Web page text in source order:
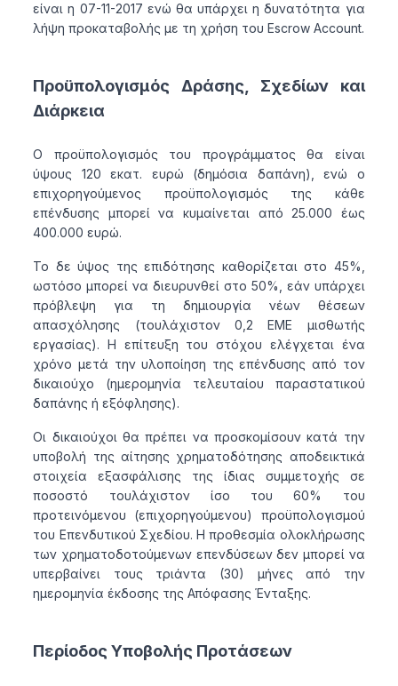
είναι η 07-11-2017 ενώ θα υπάρχει η δυνατότητα για
λήψη προκαταβολής με τη χρήση του Escrow Account.
Προϋπολογισμός Δράσης, Σχεδίων και
Διάρκεια
Ο προϋπολογισμός του προγράμματος θα είναι
ύψους 120 εκατ. ευρώ (δημόσια δαπάνη), ενώ ο
επιχορηγούμενος προϋπολογισμός της κάθε
επένδυσης μπορεί να κυμαίνεται από 25.000 έως
400.000 ευρώ.
Το δε ύψος της επιδότησης καθορίζεται στο 45%,
ωστόσο μπορεί να διευρυνθεί στο 50%, εάν υπάρχει
πρόβλεψη για τη δημιουργία νέων θέσεων
απασχόλησης (τουλάχιστον 0,2 ΕΜΕ μισθωτής
εργασίας). Η επίτευξη του στόχου ελέγχεται ένα
χρόνο μετά την υλοποίηση της επένδυσης από τον
δικαιούχο (ημερομηνία τελευταίου παραστατικού
δαπάνης ή εξόφλησης).
Οι δικαιούχοι θα πρέπει να προσκομίσουν κατά την
υποβολή της αίτησης χρηματοδότησης αποδεικτικά
στοιχεία εξασφάλισης της ίδιας συμμετοχής σε
ποσοστό τουλάχιστον ίσο του 60% του
προτεινόμενου (επιχορηγούμενου) προϋπολογισμού
του Επενδυτικού Σχεδίου. Η προθεσμία ολοκλήρωσης
των χρηματοδοτούμενων επενδύσεων δεν μπορεί να
υπερβαίνει τους τριάντα (30) μήνες από την
ημερομηνία έκδοσης της Απόφασης Ένταξης.
Περίοδος Υποβολής Προτάσεων